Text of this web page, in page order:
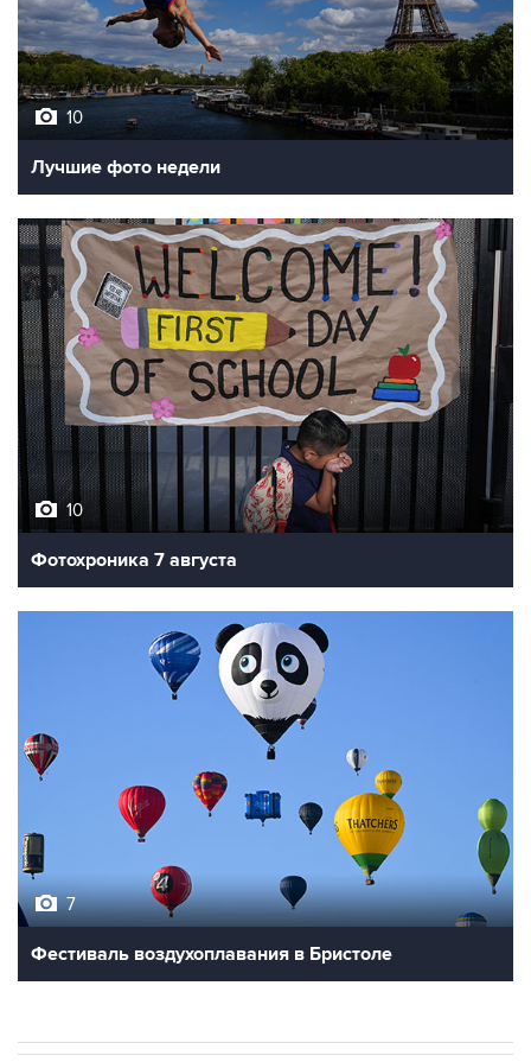
10
Лучшие фото недели
10
Фотохроника 7 августа
Фестиваль воздухоплавания в Бристоле